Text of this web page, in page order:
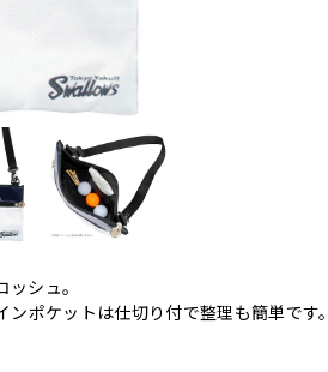
シュ。
ポケットは仕切り付で整理も簡単です。